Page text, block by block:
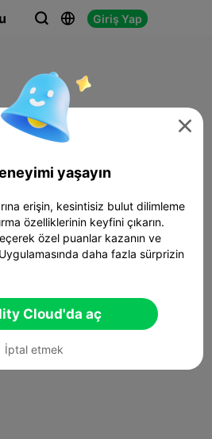
  Giriş Yap

yaşayın
erişin, kesintisiz bulut dilimleme
özelliklerinin keyfini çıkarın.
özel puanlar kazanın ve
daha fazla sürprizin
Cloud'da aç
İptal etmek